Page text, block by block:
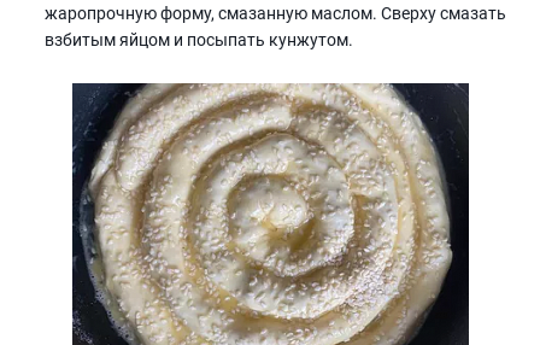
жаропрочную форму, смазанную маслом. Сверху смазать
взбитым яйцом и посыпать кунжутом.